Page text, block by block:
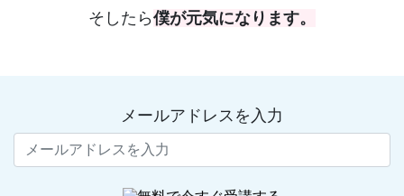
そしたら僕が元気になります。
メールアドレスを入力